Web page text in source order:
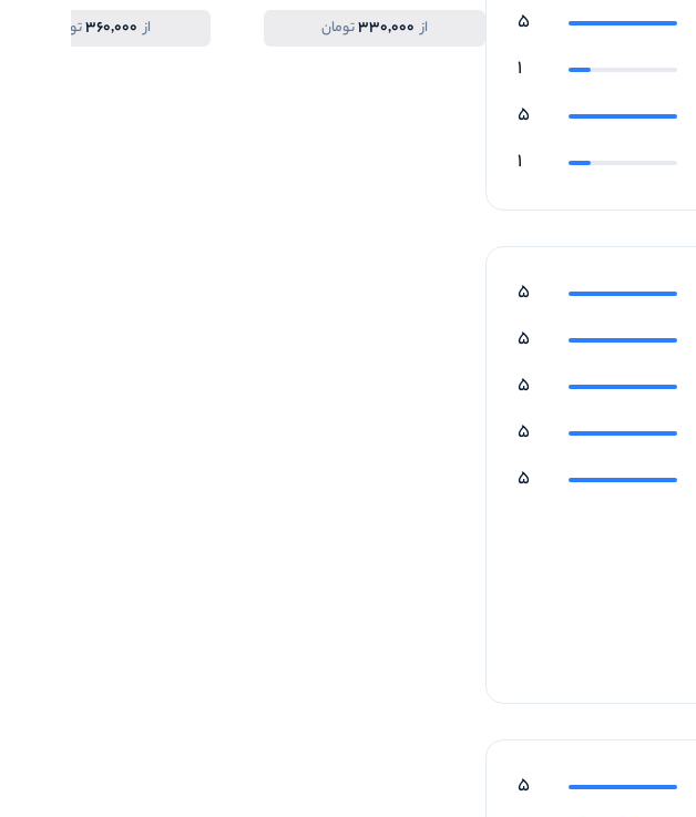
5
1
5
1
5
5
5
5
5
5
از 330,000تومان از 360,000تومان